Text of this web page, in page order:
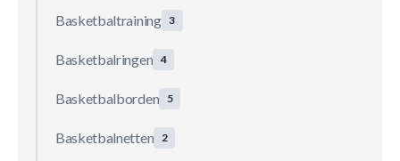
Basketbaltraining 3
Basketbalringen 4
Basketbalborden 5
Basketbalnetten 2